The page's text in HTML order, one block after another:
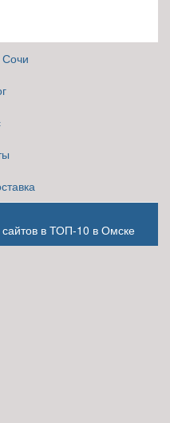
в ТОП-10 в Омске